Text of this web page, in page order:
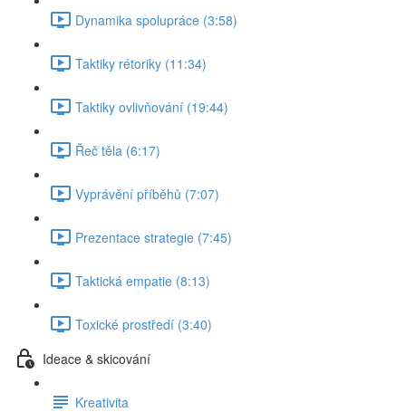
Dynamika spolupráce (3:58)
Taktiky rétoriky (11:34)
Taktiky ovlivňování (19:44)
Řeč těla (6:17)
Vyprávění příběhů (7:07)
Prezentace strategie (7:45)
Taktická empatie (8:13)
Toxické prostředí (3:40)
Ideace & skicování
Kreativita